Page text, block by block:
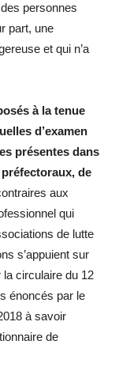
personnes
part, une
et qui n’a
à la tenue
d’examen
présentes dans
de
aux
qui
de lutte
s’appuient sur
circulaire du 12
énoncés par le
à savoir
de